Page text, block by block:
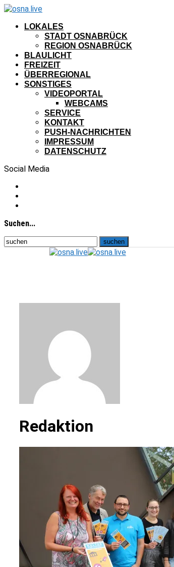
LOKALES
STADT OSNABRÜCK
REGION OSNABRÜCK
BLAULICHT
FREIZEIT
ÜBERREGIONAL
SONSTIGES
VIDEOPORTAL
WEBCAMS
SERVICE
KONTAKT
PUSH-NACHRICHTEN
IMPRESSUM
DATENSCHUTZ
Social Media
Suchen...
Redaktion